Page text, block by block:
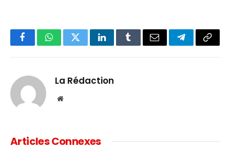
FacebookWhatsAppTwitterLinkedInTumblrEmail TelegramCopy
La Rédaction
Website
Articles Connexes